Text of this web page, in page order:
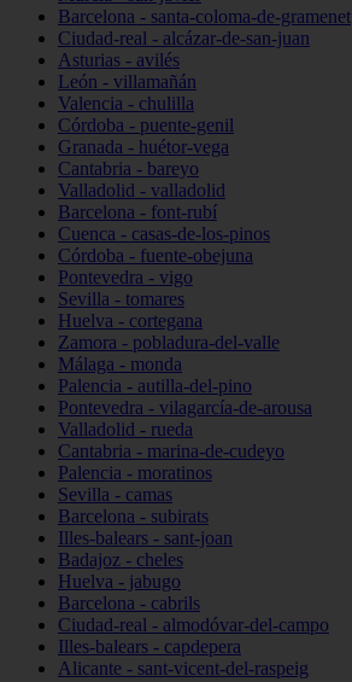
Barcelona - santa-coloma-de-gramenet
Ciudad-real - alcázar-de-san-juan
Asturias - avilés
León - villamañán
Valencia - chulilla
Córdoba - puente-genil
Granada - huétor-vega
Cantabria - bareyo
Valladolid - valladolid
Barcelona - font-rubí
Cuenca - casas-de-los-pinos
Córdoba - fuente-obejuna
Pontevedra - vigo
Sevilla - tomares
Huelva - cortegana
Zamora - pobladura-del-valle
Málaga - monda
Palencia - autilla-del-pino
Pontevedra - vilagarcía-de-arousa
Valladolid - rueda
Cantabria - marina-de-cudeyo
Palencia - moratinos
Sevilla - camas
Barcelona - subirats
Illes-balears - sant-joan
Badajoz - cheles
Huelva - jabugo
Barcelona - cabrils
Ciudad-real - almodóvar-del-campo
Illes-balears - capdepera
Alicante - sant-vicent-del-raspeig